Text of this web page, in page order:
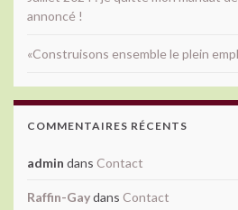
annoncé !
«Construisons ensemble le plein
COMMENTAIRES RÉCENTS
admin dans Contact
Raffin-Gaydans Contact